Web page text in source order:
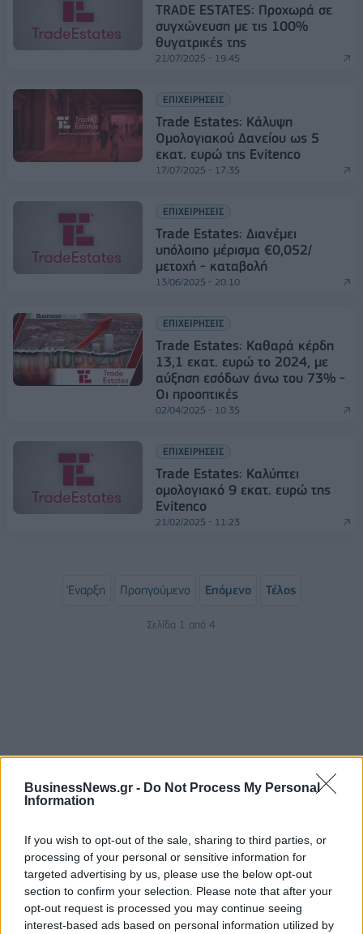
BusinessNews.gr - Do Not Process My Personal
Information
If you wish to opt-out of the sale, sharing to third parties, or
processing of your personal or sensitive information for
targeted advertising by us, please use the below opt-out
section to confirm your selection. Please note that after your
opt-out request is processed you may continue seeing
interest-based ads based on personal information utilized by
TRADE ESTATES: Προχωρά σε
συγχώνευση με τις 100%
θυγατρικές της
21/07/2025 - 19:45
ΕΠΙΧΕΙΡΗΣΕΙΣ
Trade Estates: Κάλυψη
Ομολογιακού Δανείου ως 5
εκατ. ευρώ της Evitenco
17/07/2025 - 17:35
ΕΠΙΧΕΙΡΗΣΕΙΣ
Trade Estates: Διανέμει
υπόλοιπο μέρισμα €0,052/
μετοχή - καταβολή
13/06/2025 - 20:10
ΕΠΙΧΕΙΡΗΣΕΙΣ
Trade Estates: Καθαρά κέρδη
13,1 εκατ. ευρώ το 2024, με
αύξηση εσόδων άνω του 73% -
Οι προοπτικές
02/04/2025 - 10:35
ΕΠΙΧΕΙΡΗΣΕΙΣ
Trade Estates: Καλύπτει
ομολογιακό 9 εκατ. ευρώ της
Evitenco
21/02/2025 - 11:23
Έναρξη Προηγούμενο Επόμενο Τέλος
Σελίδα 1 από 4
Evergood: Άγγιξε τα 300 εκατ. ο τζίρος- Στα 10
εκατ. ευρώ το τίμημα για το 60% της Jackaroo
05/08/2026 - 12:50 ΕΠΙΧΕΙΡΗΣΕΙΣ